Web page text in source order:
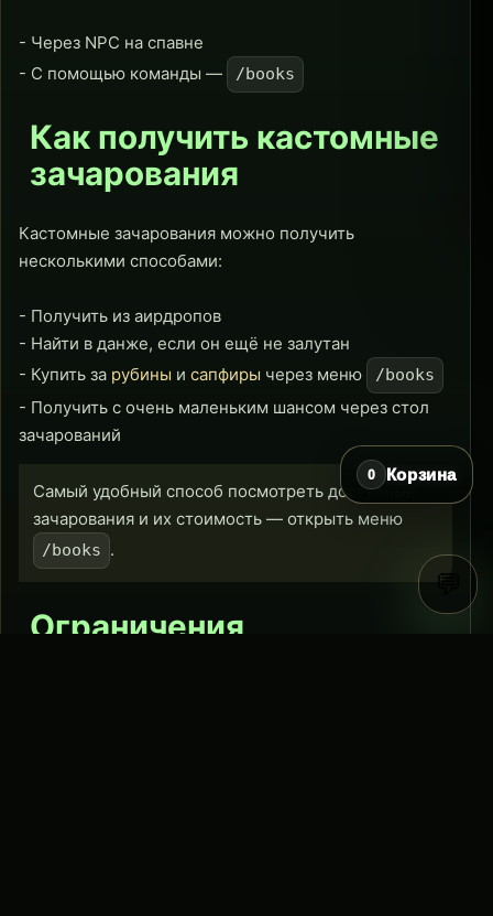
- Через NPC на спавне
- С помощью команды —
/books
Как получить кастомные
зачарования
Кастомные зачарования можно получить
несколькими способами:
- Получить из аирдропов
- Найти в данже, если он ещё не залутан
- Купить за рубины и сапфиры через меню /books
- Получить с очень маленьким шансом через стол
зачарований
Самый удобный способ посмотреть доступные
зачарования и их стоимость — открыть меню
/books .
Ограничения
0 Корзина
💬